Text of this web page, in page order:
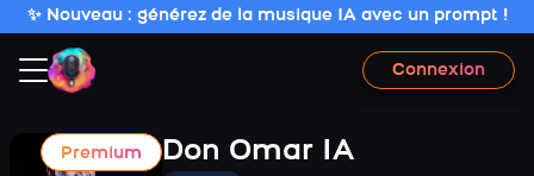
✨ Nouveau : générez de la musique IA avec un prompt !
Connexion
Premium Don Omar IA